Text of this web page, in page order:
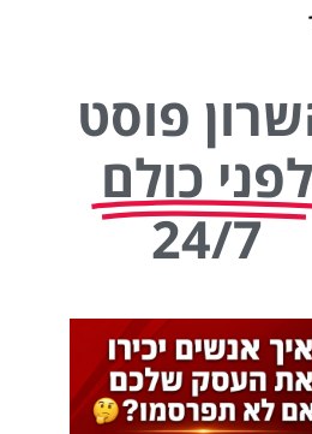
פוסט
לפני כולם
24/7